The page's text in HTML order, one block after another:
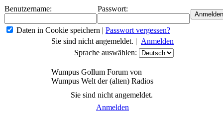
Benutzername: Passwort:
Daten in Cookie speichern | Passwort vergessen?
Sie sind nicht angemeldet. | Anmelden
Sprache auswählen:
Wumpus Gollum Forum von
Wumpus Welt der (alten) Radios
Sie sind nicht angemeldet.
Anmelden